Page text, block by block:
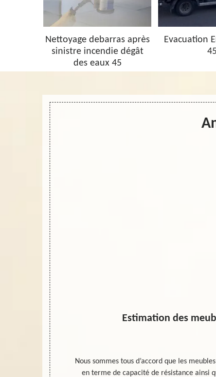
Nettoyage debarras après
sinistre incendie dégât
des eaux 45
Evacuation
45
Estimation des
Nous sommes tous d’accord que les
en terme de capacité de résistance ainsi